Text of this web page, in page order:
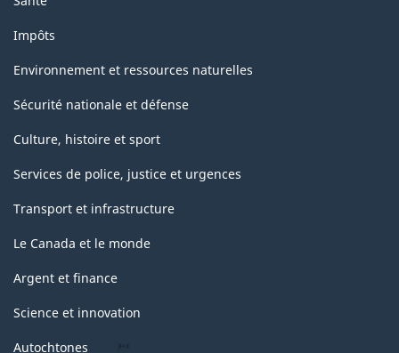
Impôts
Environnement et ressources naturelles
Sécurité nationale et défense
Culture, histoire et sport
Services de police, justice et urgences
Transport et infrastructure
Le Canada et le monde
Argent et finance
Science et innovation
Autochtones